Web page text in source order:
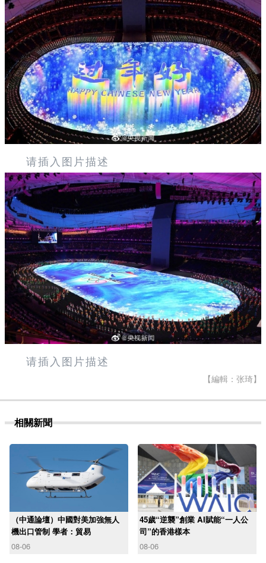
请插入图片描述
请插入图片描述
【編輯：张琦】
相關新聞
（中通論壇）中國對美加強無人
機出口管制 學者：貿易
08-06
45歲“逆襲”創業 AI賦能“一人公
司”的香港樣本
08-06